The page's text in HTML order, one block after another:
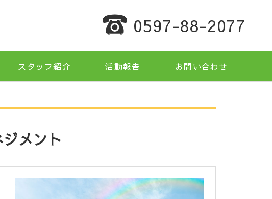
0597-88-2077
スタッフ紹介 活動報告 お問い合わせ
メント